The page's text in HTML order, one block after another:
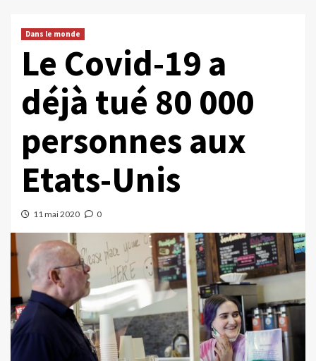
Dans le monde
Le Covid-19 a
déjà tué 80 000
personnes aux
Etats-Unis
11 mai 2020 0